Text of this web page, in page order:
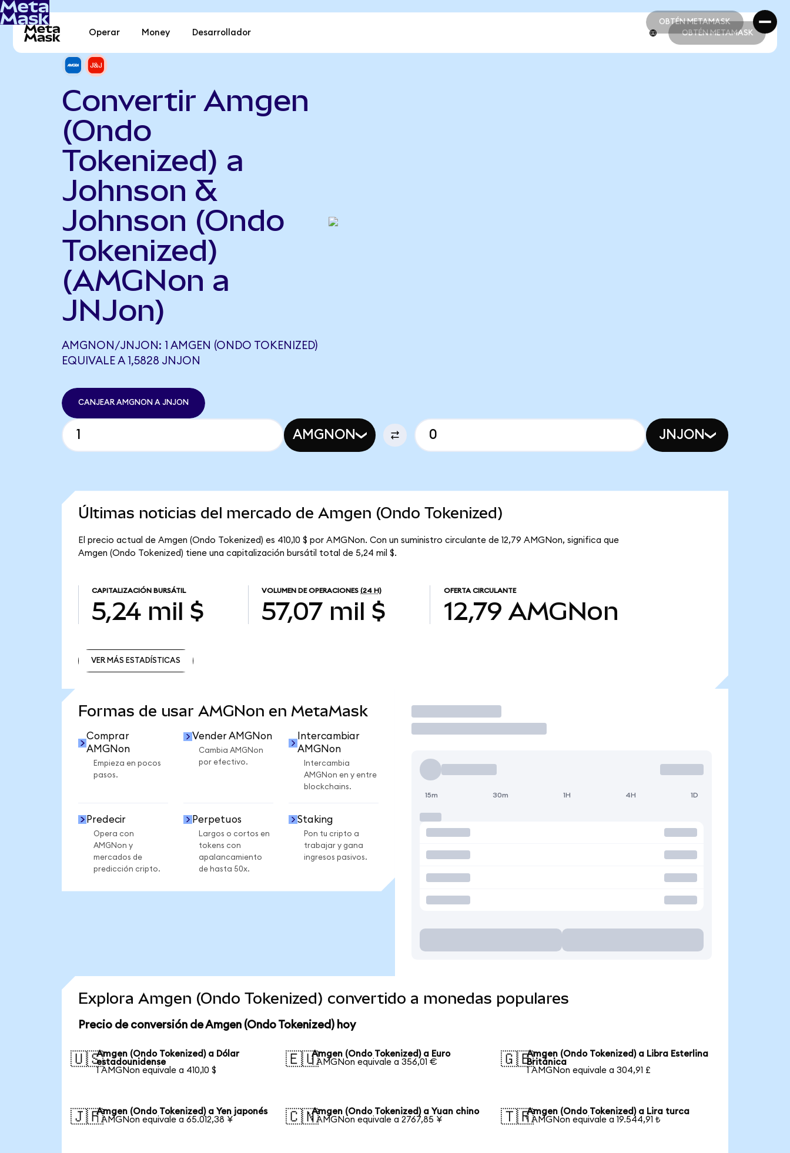
OBTÉN METAMASK
OBTÉN METAMASK
Operar Money Desarrollador OBTÉN METAMASK
Convertir Amgen
(Ondo
Tokenized) a
Johnson &
Johnson (Ondo
Tokenized)
(AMGNon a
JNJon)
AMGNON/JNJON: 1 AMGEN (ONDO TOKENIZED)
EQUIVALE A 1,5828 JNJON
CANJEAR AMGNON A JNJON
AMGNON JNJON
Últimas noticias del mercado de Amgen (Ondo Tokenized)
El precio actual de Amgen (Ondo Tokenized) es 410,10 $ por AMGNon. Con un suministro circulante de 12,79 AMGNon, significa que
Amgen (Ondo Tokenized) tiene una capitalización bursátil total de 5,24 mil $.
CAPITALIZACIÓN BURSÁTIL
5,24 mil $
VOLUMEN DE OPERACIONES (24 H)
57,07 mil $
OFERTA CIRCULANTE
12,79 AMGNon
VER MÁS ESTADÍSTICAS
Formas de usar AMGNon en MetaMask
Comprar
AMGNon
Empieza en pocos
pasos.
Vender AMGNon
Cambia AMGNon
por efectivo.
Intercambiar
AMGNon
Intercambia
AMGNon en y entre
blockchains.
Predecir
Opera con
AMGNon y
mercados de
predicción cripto.
Perpetuos
Largos o cortos en
tokens con
apalancamiento
de hasta 50x.
Staking
Pon tu cripto a
trabajar y gana
ingresos pasivos.
Operar
15m 30m 1H 4H 1D
Explora Amgen (Ondo Tokenized) convertido a monedas populares
Precio de conversión de Amgen (Ondo Tokenized) hoy
🇺🇸Amgen (Ondo Tokenized) a Dólar
estadounidense
1 AMGNon equivale a 410,10 $
🇪🇺Amgen (Ondo Tokenized) a Euro
1 AMGNon equivale a 356,01 €
🇬🇧Amgen (Ondo Tokenized) a Libra Esterlina
Británica
1 AMGNon equivale a 304,91 £
🇯🇵Amgen (Ondo Tokenized) a Yen japonés
1 AMGNon equivale a 65.012,38 ¥
🇨🇳Amgen (Ondo Tokenized) a Yuan chino
1 AMGNon equivale a 2767,85 ¥
🇹🇷Amgen (Ondo Tokenized) a Lira turca
1 AMGNon equivale a 19.544,91 ₺